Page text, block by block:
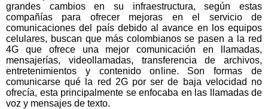
grandes cambios en su infraestructura, según estas
compañías para ofrecer mejoras en el servicio de
comunicaciones del país debido al avance en los equipos
celulares, buscan que más colombianos se pasen a la red
4G que ofrece una mejor comunicación en llamadas,
mensajerías, videollamadas, transferencia de archivos,
entretenimientos y contenido online. Son formas de
comunicarse qué la red 2G por ser de baja velocidad no
ofrecía, esta principalmente se enfocaba en las llamadas de
voz y mensajes de texto.